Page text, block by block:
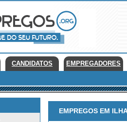
CANDIDATOS EMPREGADORES
EMPREGOS EM